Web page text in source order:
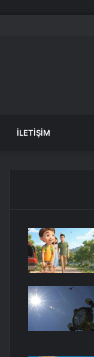
İLETIŞIM